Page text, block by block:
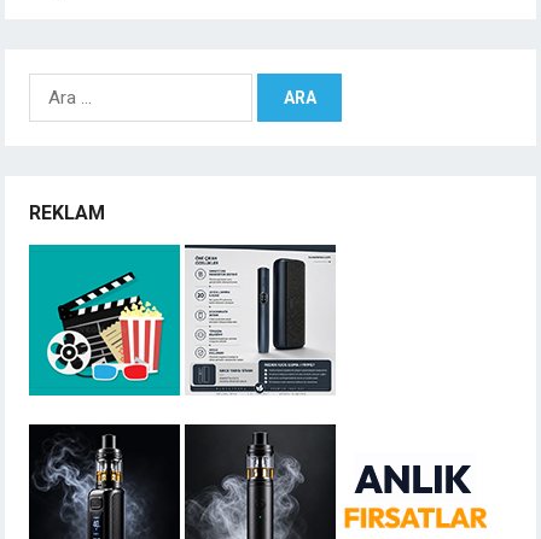
Arama:
REKLAM